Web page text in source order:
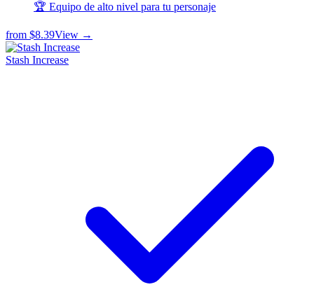
🏆 Equipo de alto nivel para tu personaje
from $8.39View →
Stash Increase